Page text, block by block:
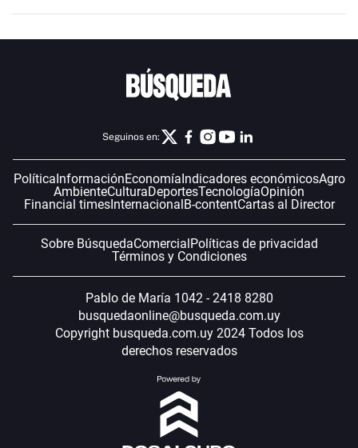
Seguinos en:
PolíticaInformaciónEconomíaIndicadores económicosAgro
AmbienteCulturaDeportesTecnologíaOpinión
Financial timesInternacionalB-contentCartas al Director
Sobre BúsquedaComercialPolíticas de privacidad
Términos y Condiciones
Pablo de María 1042 - 2418 8280
busquedaonline@busqueda.com.uy
Copyright busqueda.com.uy 2024 Todos los
derechos reservados